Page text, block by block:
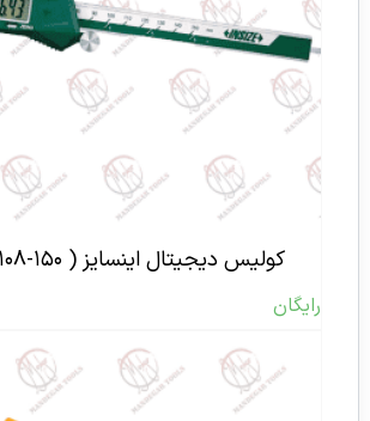
کولیس دیجیتال اینسایز ( ۱۵۰-۱۱۰۸ )
رایگان